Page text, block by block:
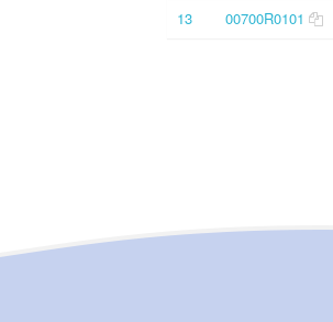
13
00700R0101